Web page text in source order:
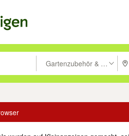
drücken um zu suchen, oder
Gartenzubehör & Pflanzen